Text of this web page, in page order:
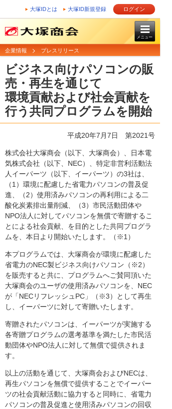
大塚IDとは 大塚ID新規登録 ログイン
メニュー
企業情報 プレスリリース
ビジネス向けパソコンの販
売・再生を通じて
環境貢献および社会貢献を
行う共同プログラムを開始
平成20年7月7日 第2021号
株式会社大塚商会（以下、大塚商会）、日本電
気株式会社（以下、NEC）、特定非営利活動法
人イーパーツ（以下、イーパーツ）の3社は、
（1）環境に配慮した省電力パソコンの普及促
進、（2）使用済みパソコンの再利用による二
酸化炭素排出量削減、（3）市民活動団体や
NPO法人に対してパソコンを無償で寄贈するこ
とによる社会貢献、を目的とした共同プログラ
ムを、本日より開始いたします。（※1）
本プログラムでは、大塚商会が環境に配慮した
省電力のNEC製ビジネス向けパソコン（※2）
を販売すると共に、プログラムへご賛同頂いた
大塚商会のユーザの使用済みパソコンを、NEC
が「NECリフレッシュPC」（※3）として再生
し、イーパーツに対して寄贈いたします。
寄贈されたパソコンは、イーパーツが実施する
各寄贈プログラムの選考基準を満たした市民活
動団体やNPO法人に対して無償で提供されま
す。
以上の活動を通じて、大塚商会およびNECは、
再生パソコンを無償で提供することでイーパー
ツの社会貢献活動に協力すると同時に、省電力
パソコンの普及促進と使用済みパソコンの回収